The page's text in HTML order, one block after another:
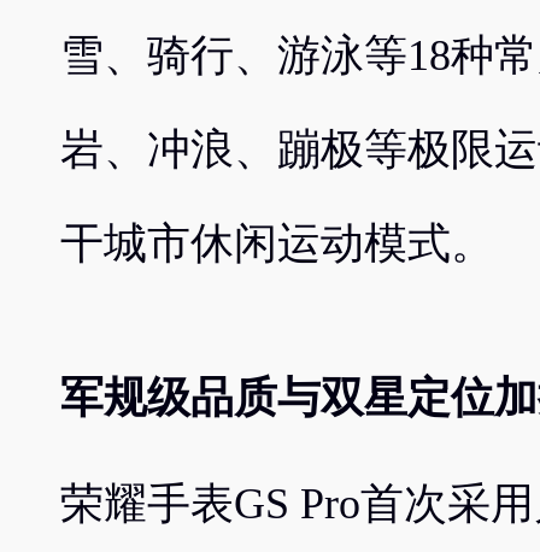
雪、骑行、游泳等18种
岩、冲浪、蹦极等极限
干城市休闲运动模式。
军规级品质与双星定位
荣耀手表GS Pro首次采